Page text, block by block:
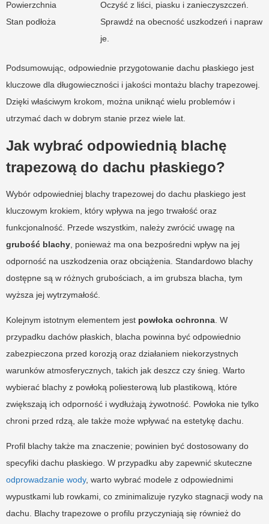
Powierzchnia
Oczyść z liści, piasku i zanieczyszczeń.
Stan podłoża
Sprawdź na obecność uszkodzeń i napraw
je.
Podsumowując, odpowiednie przygotowanie dachu płaskiego jest
kluczowe dla długowieczności i jakości montażu blachy trapezowej.
Dzięki właściwym krokom, można uniknąć wielu problemów i
utrzymać dach w dobrym stanie przez wiele lat.
Jak wybrać odpowiednią blachę
trapezową do dachu płaskiego?
Wybór odpowiedniej blachy trapezowej do dachu płaskiego jest
kluczowym krokiem, który wpływa na jego trwałość oraz
funkcjonalność. Przede wszystkim, należy zwrócić uwagę na
grubość blachy , ponieważ ma ona bezpośredni wpływ na jej
odporność na uszkodzenia oraz obciążenia. Standardowo blachy
dostępne są w różnych grubościach, a im grubsza blacha, tym
wyższa jej wytrzymałość.
Kolejnym istotnym elementem jest powłoka ochronna . W
przypadku dachów płaskich, blacha powinna być odpowiednio
zabezpieczona przed korozją oraz działaniem niekorzystnych
warunków atmosferycznych, takich jak deszcz czy śnieg. Warto
wybierać blachy z powłoką poliesterową lub plastikową, które
zwiększają ich odporność i wydłużają żywotność. Powłoka nie tylko
chroni przed rdzą, ale także może wpływać na estetykę dachu.
Profil blachy także ma znaczenie; powinien być dostosowany do
specyfiki dachu płaskiego. W przypadku aby zapewnić skuteczne
odprowadzanie wody, warto wybrać modele z odpowiednimi
wypustkami lub rowkami, co zminimalizuje ryzyko stagnacji wody na
dachu. Blachy trapezowe o profilu przyczyniają się również do